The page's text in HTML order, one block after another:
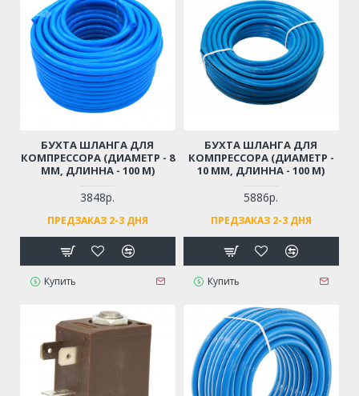
БУХТА ШЛАНГА ДЛЯ
КОМПРЕССОРА (ДИАМЕТР - 8
ММ, ДЛИННА - 100 М)
3848р.
ПРЕДЗАКАЗ 2-3 ДНЯ
Купить
БУХТА ШЛАНГА ДЛЯ
КОМПРЕССОРА (ДИАМЕТР -
10 ММ, ДЛИННА - 100 М)
5886р.
ПРЕДЗАКАЗ 2-3 ДНЯ
Купить